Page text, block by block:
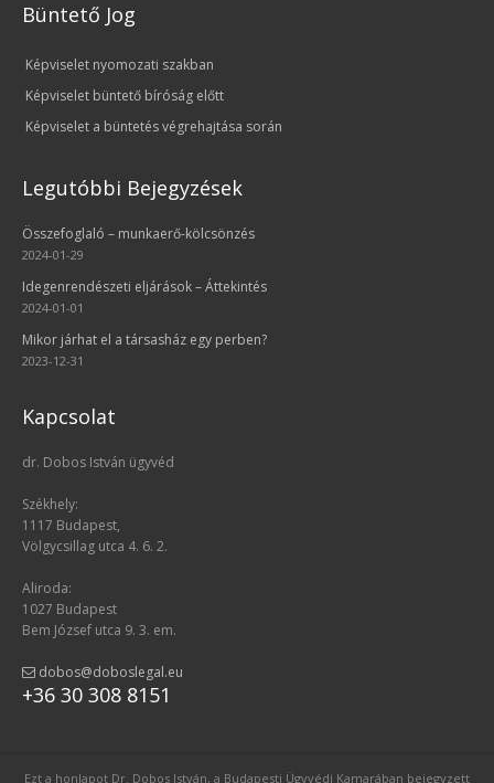
Büntető Jog
Képviselet nyomozati szakban
Képviselet büntető bíróság előtt
Képviselet a büntetés végrehajtása során
Legutóbbi Bejegyzések
Összefoglaló – munkaerő-kölcsönzés
2024-01-29
Idegenrendészeti eljárások – Áttekintés
2024-01-01
Mikor járhat el a társasház egy perben?
2023-12-31
Kapcsolat
dr. Dobos István ügyvéd
Székhely:
1117 Budapest,
Völgycsillag utca 4. 6. 2.
Aliroda:
1027 Budapest
Bem József utca 9. 3. em.
dobos@doboslegal.eu
+36 30 308 8151
Ezt a honlapot Dr. Dobos István, a Budapesti Ügyvédi Kamarában bejegyzett